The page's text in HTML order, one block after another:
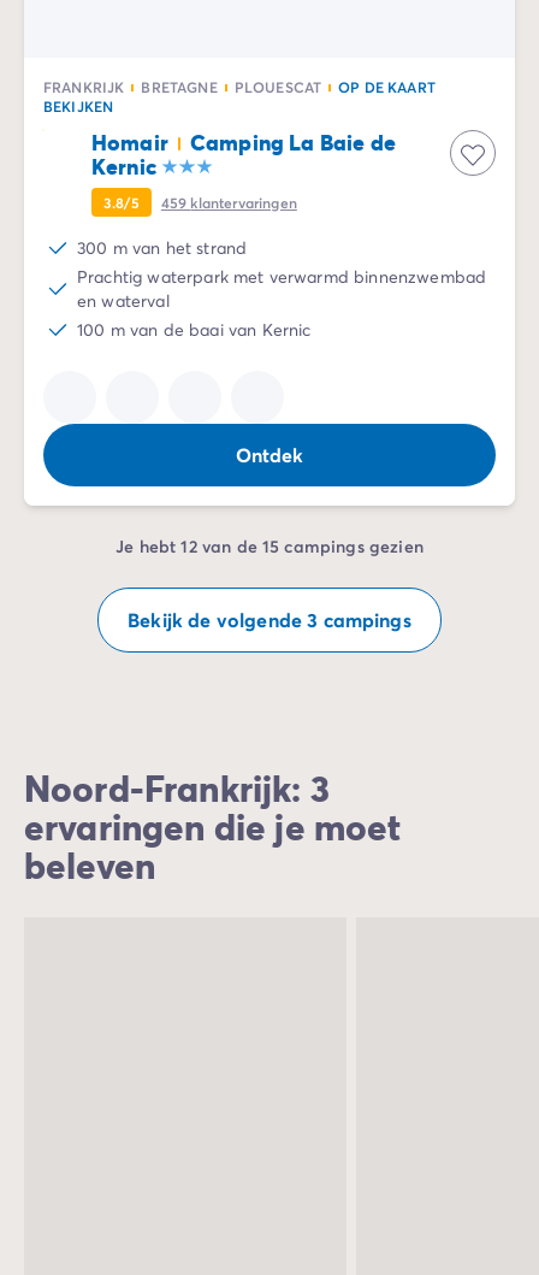
FRANKRIJK BRETAGNE PLOUESCAT
OP DE KAART
BEKIJKEN
Homair
Camping La Baie de
Kernic
3.8/5 459 klantervaringen
300 m van het strand
Prachtig waterpark met verwarmd binnenzwembad
en waterval
100 m van de baai van Kernic
Ontdek
Je hebt 12 van de 15 campings gezien
Bekijk de volgende 3 campings
Noord-Frankrijk: 3
ervaringen die je moet
beleven